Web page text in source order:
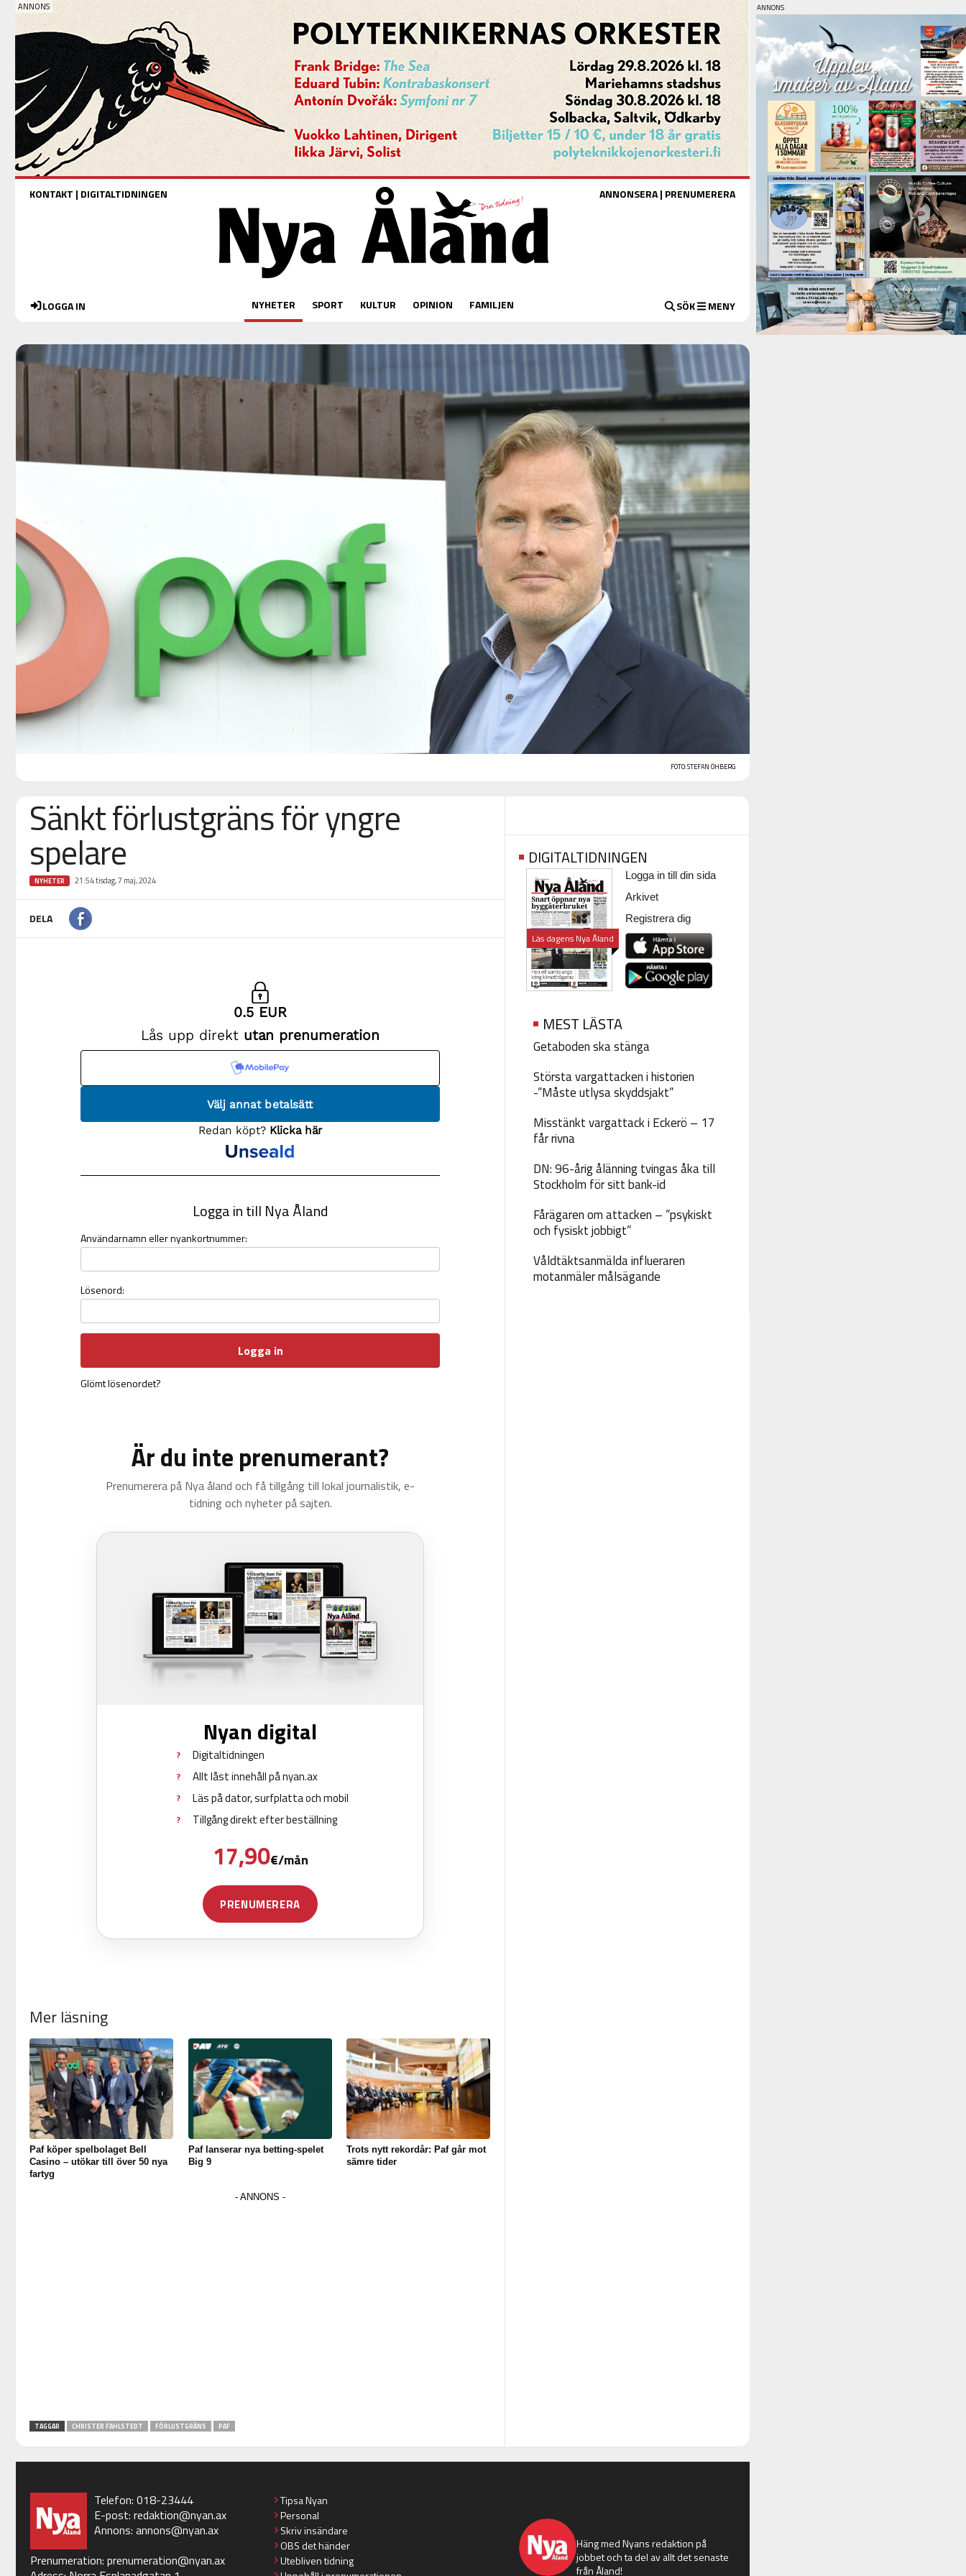
KONTAKT | DIGITALTIDNINGEN ANNONSERA| PRENUMERERA
LOGGA IN NYHETER SPORT KULTUR OPINION FAMILJEN SÖK MENY
FOTO: STEFAN ÖHBERG
Sänkt förlustgräns för yngre
spelare
NYHETER 21:54 tisdag, 7 maj, 2024
DELA
Mer läsning
Paf köper spelbolaget Bell
Casino – utökar till över 50 nya
fartyg
Paf lanserar nya betting-spelet
Big 9
Trots nytt rekordår: Paf går mot
sämre tider
TAGGAR CHRISTER FAHLSTEDT FÖRLUSTGRÄNS PAF
DIGITALTIDNINGEN
Läs dagens Nya Åland
Logga in till din sida
Arkivet
Registrera dig
MEST LÄSTA
Getaboden ska stänga
Största vargattacken i historien
-”Måste utlysa skyddsjakt”
Misstänkt vargattack i Eckerö – 17
får rivna
DN: 96-årig ålänning tvingas åka till
Stockholm för sitt bank-id
Fårägaren om attacken – ”psykiskt
och fysiskt jobbigt”
Våldtäktsanmälda influeraren
motanmäler målsägande
Telefon: 018-23444
E-post: redaktion@nyan.ax
Annons: annons@nyan.ax
Prenumeration: prenumeration@nyan.ax
Tipsa Nyan
Personal
Skriv insändare
OBS det händer
Utebliven tidning
Häng med Nyans redaktion på
jobbet och ta del av allt det senaste
från Åland!